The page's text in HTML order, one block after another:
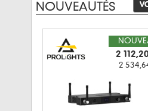
NOUVEAUTÉS
2
2